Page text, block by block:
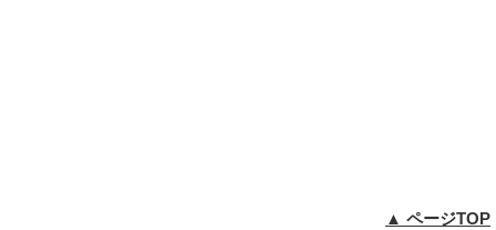
▲ ページTOP